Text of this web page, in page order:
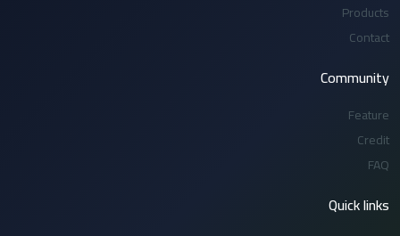
Products
Contact
Community
Feature
Credit
FAQ
Quick links